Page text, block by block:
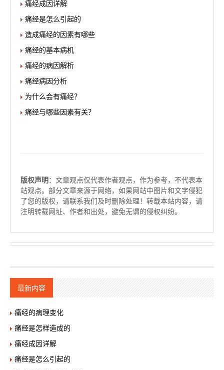
痛经成因详解
痛经是怎么引起的
造成痛经的因素有哪些
痛经的基本病机
痛经的病因解析
痛经病因分析
为什么会有痛经？
痛经与哪些因素有关？
版权声明 ：文章观点仅代表作者观点，作为参考，不代表本
站观点。部分文章来源于网络，如果网站中图片和文字侵犯
了您的版权，请联系我们及时删除处理！转载本站内容，请
注明转载网址、作者和出处，避免无谓的侵权纠纷。
最新内容
痛经的病理变化
痛经是怎样造成的
痛经成因详解
痛经是怎么引起的